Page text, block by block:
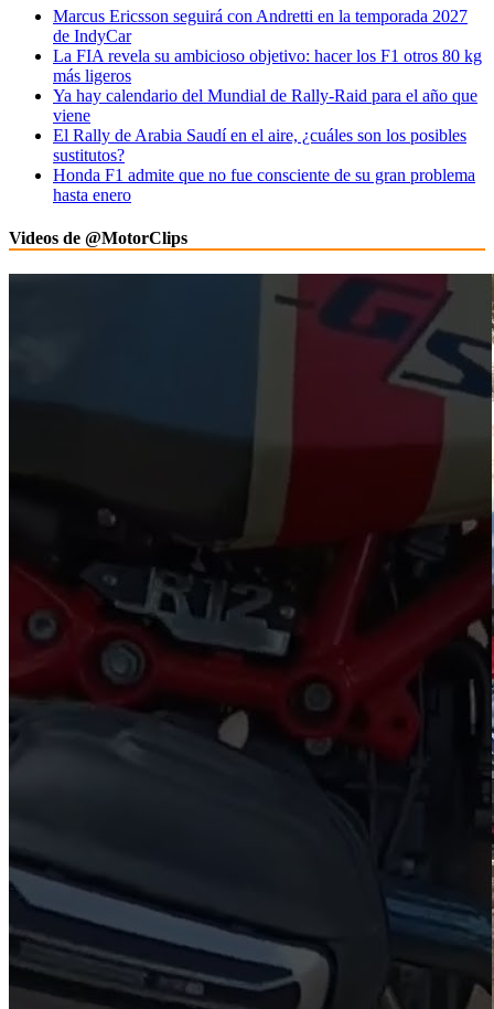
Marcus Ericsson seguirá con Andretti en la temporada 2027
de IndyCar
La FIA revela su ambicioso objetivo: hacer los F1 otros 80 kg
más ligeros
Ya hay calendario del Mundial de Rally-Raid para el año que
viene
El Rally de Arabia Saudí en el aire, ¿cuáles son los posibles
sustitutos?
Honda F1 admite que no fue consciente de su gran problema
hasta enero
Videos de @MotorClips